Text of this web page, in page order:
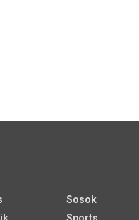
Sosok